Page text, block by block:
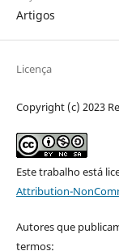
Artigos
Licença
Copyright (c) 2023
Este trabalho está
Attribution-
Autores que
termos: